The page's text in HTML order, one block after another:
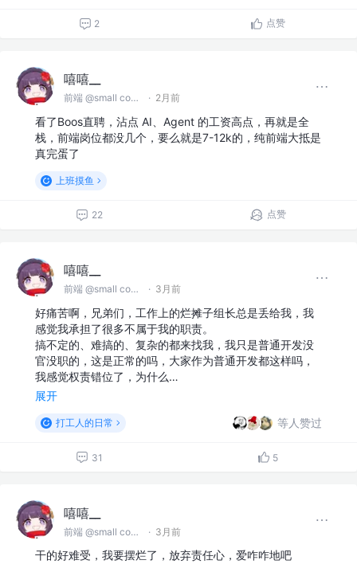
2 点赞
嘻嘻__
前端 @small company · 2月前
看了Boos直聘，沾点 AI、Agent 的工资高点，再就是全
栈，前端岗位都没几个，要么就是7-12k的，纯前端大抵是
真完蛋了
上班摸鱼
22 点赞
嘻嘻__
前端 @small company · 3月前
好痛苦啊，兄弟们，工作上的烂摊子组长总是丢给我，我
感觉我承担了很多不属于我的职责。
搞不定的、难搞的、复杂的都来找我，我只是普通开发没
官没职的，这是正常的吗，大家作为普通开发都这样吗，
我感觉权责错位了，为什么…
展开
打工人的日常 等人赞过
31 5
嘻嘻__
前端 @small company · 3月前
干的好难受，我要摆烂了，放弃责任心，爱咋咋地吧